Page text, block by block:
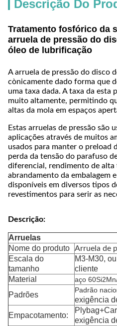
Descrição Do
Tratamento fosfórico da
arruela de pressão do
óleo de lubrificação
A arruela de pressão do disco
cònicamente dado forma que
uma taxa dada. A taxa da esta
muito altamente, permitindo
altas da mola em espaços
Estas arruelas de pressão são
aplicações através de muitos
usados para manter o preload
perda da tensão do parafuso
diferencial, rendimento de
abrandamento da embalagem
disponíveis em diversos tipos
revestimentos para serir as
Descrição:
Arruelas
Nome do produto
Arruela de
Escala do
tamanho
M3-M30,
cliente
Material
aço
Padrões
Padrão
exigência
Empacotamento:
exigência